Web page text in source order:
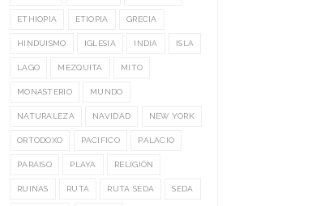
ETHIOPIA ETIOPIA GRECIA
HINDUISMO IGLESIA INDIA ISLA
LAGO MEZQUITA MITO
MONASTERIO MUNDO
NATURALEZA NAVIDAD NEW YORK
ORTODOXO PACIFICO PALACIO
PARAISO PLAYA RELIGIÓN
RUINAS RUTA RUTA SEDA SEDA